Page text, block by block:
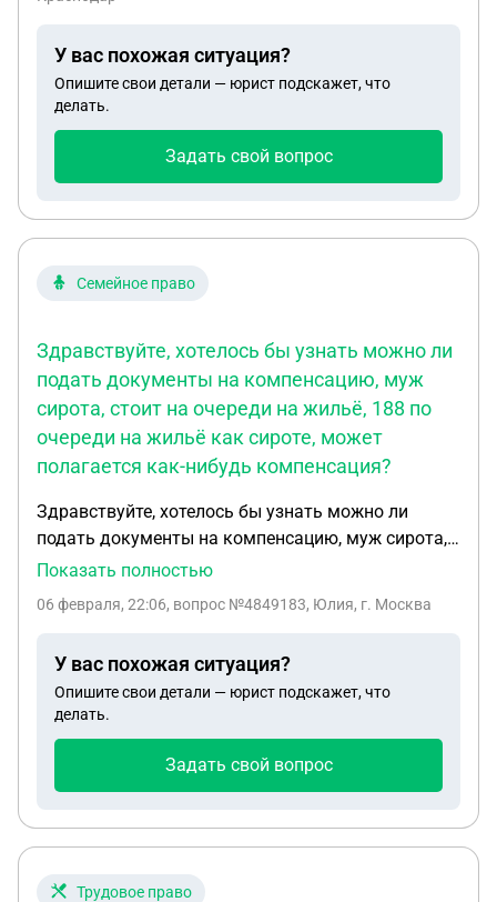
У вас похожая ситуация?
Опишите свои детали — юрист подскажет, что
делать.
Задать свой вопрос
Семейное право
Здравствуйте, хотелось бы узнать можно ли
подать документы на компенсацию, муж
сирота, стоит на очереди на жильё, 188 по
очереди на жильё как сироте, может
полагается как-нибудь компенсация?
Здравствуйте, хотелось бы узнать можно ли
подать документы на компенсацию, муж сирота,
стоит на очереди на жильё, 188 по очереди на
компенсация? Какие документы нужны? Мужу 32
Показать полностью
06 февраля, 22:06, вопрос №4849183, Юлия, г. Москва
У вас похожая ситуация?
Опишите свои детали — юрист подскажет, что
делать.
Задать свой вопрос
Трудовое право